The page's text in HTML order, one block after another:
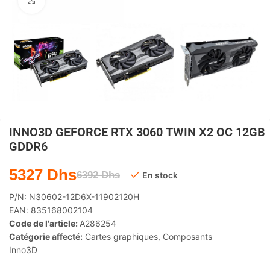
INNO3D GEFORCE RTX 3060 TWIN X2 OC 12GB
GDDR6
6392Dhs
5327 Dhs En stock
P/N: N30602-12D6X-11902120H
EAN: 835168002104
Code de l'article: A286254
Catégorie affecté: Cartes graphiques, Composants
Inno3D